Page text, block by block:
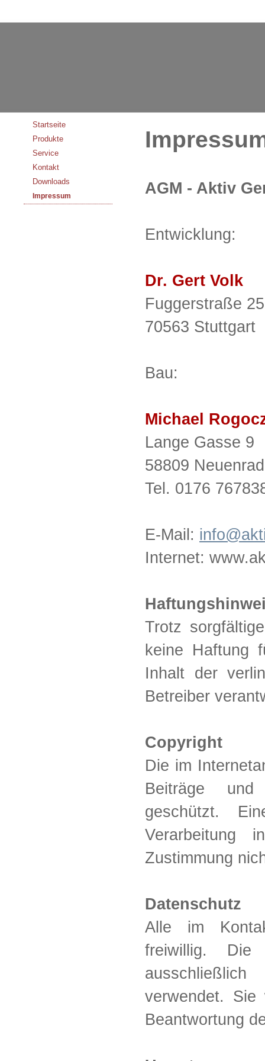
Startseite
Produkte
Service
Kontakt
Downloads
Impressum AGM - Aktiv
Entwicklung:
Dr. Gert Volk
Fuggerstraße 25
70563 Stuttgart
Bau:
Michael
Lange Gasse 9
58809
Tel. 0176
E-Mail:
Internet:
Trotz
keine Haftung
Inhalt der
Betreiber
Copyright
Die im
Beiträge und
geschützt.
Verarbeitung
Zustimmung
Datenschutz
Alle im
freiwillig. Die
verwendet. Sie
Beantwortung